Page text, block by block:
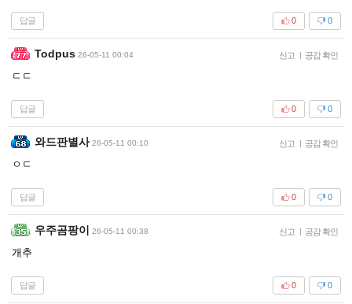
답글 0
0
Todpus 26-05-11 00:04 신고 | 공감 확인
ㄷㄷ
답글 0
0
와드판별사 26-05-11 00:10 신고 | 공감 확인
ㅇㄷ
답글 0
0
우주곰팡이 26-05-11 00:38 신고 | 공감 확인
개추
답글 0
0